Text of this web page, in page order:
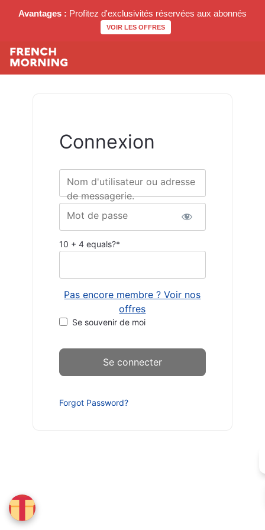
Avantages : Profitez d'exclusivités réservées aux abonnés
VOIR LES OFFRES
Connexion
Nom d'utilisateur ou adresse
de messagerie.
Mot de passe
10 + 4 equals?*
Pas encore membre ? Voir nos
offres
Se souvenir de moi
Forgot Password?